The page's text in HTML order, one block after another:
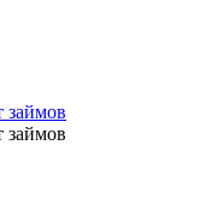
займов
займов